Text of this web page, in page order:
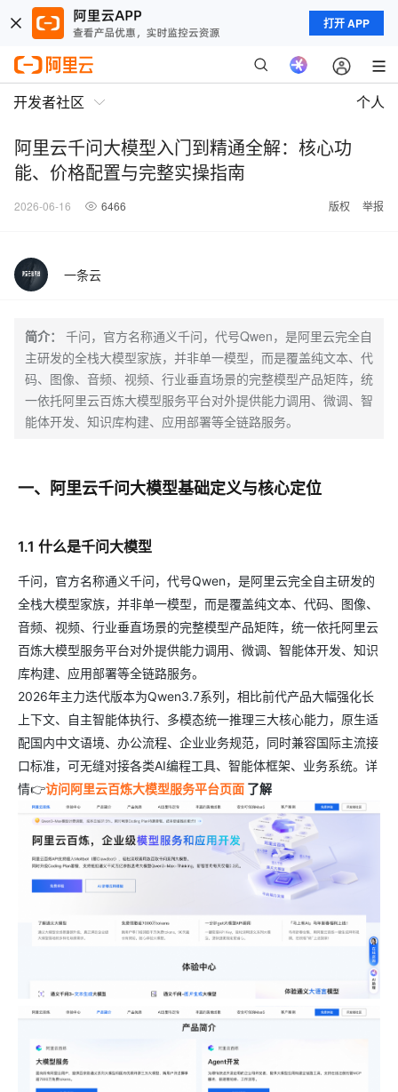
打开 APP
开发者社区 个人
阿里云千问大模型入门到精通全解：核心功
能、价格配置与完整实操指南
2026-06-16 6466 版权 举报
一条云
简介：
千问，官方名称通义千问，代号Qwen，是阿里云完全自
主研发的全栈大模型家族，并非单一模型，而是覆盖纯文本、代
码、图像、音频、视频、行业垂直场景的完整模型产品矩阵，统
一依托阿里云百炼大模型服务平台对外提供能力调用、微调、智
能体开发、知识库构建、应用部署等全链路服务。
一、阿里云千问大模型基础定义与核心定位
1.1 什么是千问大模型
千问，官方名称通义千问，代号Qwen，是阿里云完全自主研发的
全栈大模型家族，并非单一模型，而是覆盖纯文本、代码、图像、
音频、视频、行业垂直场景的完整模型产品矩阵，统一依托阿里云
百炼大模型服务平台对外提供能力调用、微调、智能体开发、知识
库构建、应用部署等全链路服务。
2026年主力迭代版本为Qwen3.7系列，相比前代产品大幅强化长
上下文、自主智能体执行、多模态统一推理三大核心能力，原生适
配国内中文语境、办公流程、企业业务规范，同时兼容国际主流接
口标准，可无缝对接各类AI编程工具、智能体框架、业务系统。详
情👉访问阿里云百炼大模型服务平台页面 了解